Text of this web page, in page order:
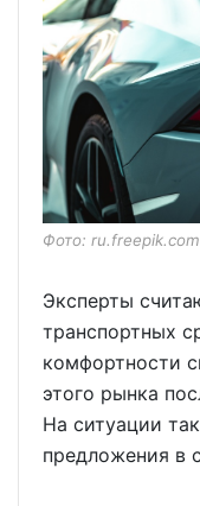
Фото: ru.freepik.com
Эксперты
транспортных
комфортности
этого рынка
На ситуации
предложения в